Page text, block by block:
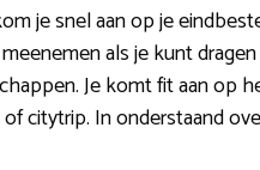
je snel aan op je
als je kunt
Je komt fit aan op
citytrip. In onderstaand